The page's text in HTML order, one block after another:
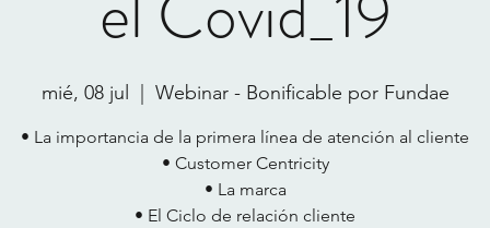
mié, 08 jul Webinar - Bonificable por Fundae
• La importancia de la primera línea de atención al cliente
• Customer Centricity
• La marca
• El Ciclo de relación cliente